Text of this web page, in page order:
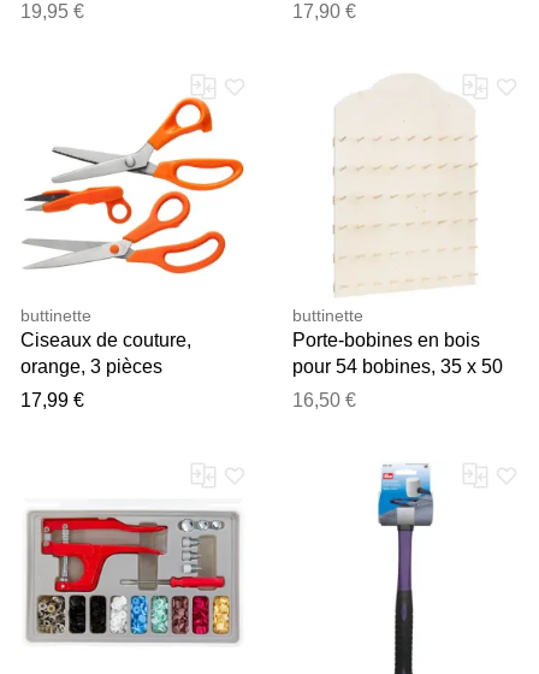
19,95 €
17,90 €
buttinette
Ciseaux de couture,
orange, 3 pièces
17,99 €
buttinette
Porte-bobines en bois
pour 54 bobines, 35 x 50
cm
16,50 €